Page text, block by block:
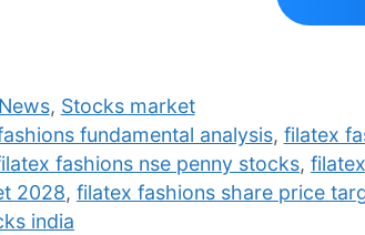
, Stocks market
fundamental analysis, filatex
fashions nse penny stocks,
2028, filatex fashions share price
india